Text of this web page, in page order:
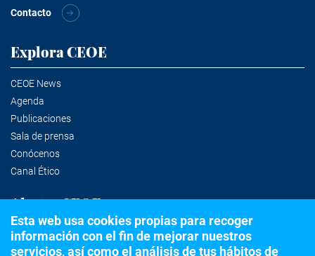
Contacto
Explora CEOE
CEOE News
Agenda
Publicaciones
Sala de prensa
Conócenos
Canal Ético
Alertas CEOE
Suscríbete a la newsletter
Esta web usa cookies propias para recoger
información con el fin de mejorar nuestros
servicios, así como el análisis de tus hábitos de